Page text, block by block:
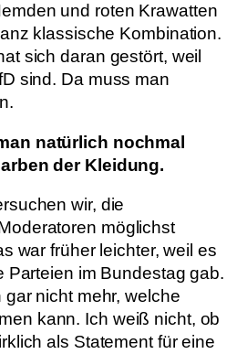
und roten Krawatten
klassische Kombination.
sich daran gestört, weil
sind. Da muss man
natürlich nochmal
der Kleidung.
wir, die
möglichst
war früher leichter, weil es
Parteien im Bundestag gab.
nicht mehr, welche
kann. Ich weiß nicht, ob
als Statement für eine